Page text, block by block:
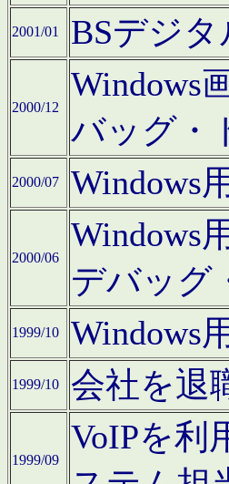
2001/01 BSデジ
2000/12
Windows
バッグ・
2000/07 Windows
2000/06
Windows
デバッグ
1999/10 Windows
1999/10 会社を退
1999/09
VoIPを利